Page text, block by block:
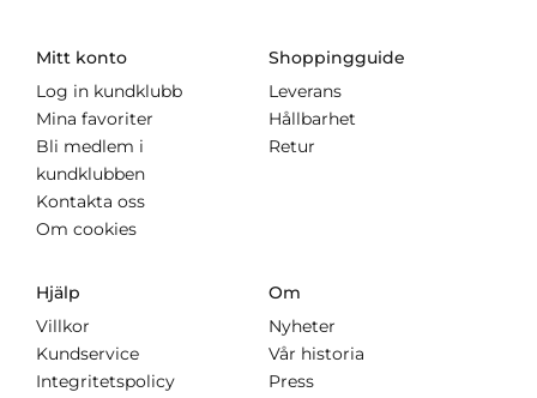
Mitt konto
Log in kundklubb
Mina favoriter
Bli medlem i
kundklubben
Kontakta oss
Om cookies
Shoppingguide
Leverans
Hållbarhet
Retur
Hjälp
Villkor
Kundservice
Integritetspolicy
Om
Nyheter
Vår historia
Press